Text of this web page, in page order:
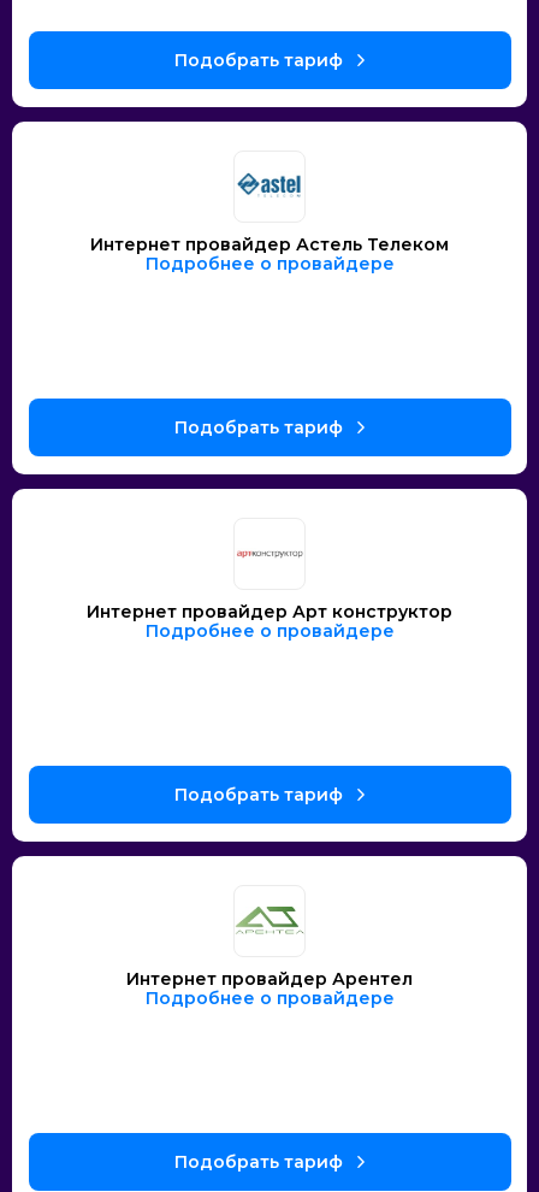
Интернет провайдер Астель Телеком
Подробнее о провайдере
Интернет провайдер Арт конструктор
Подробнее о провайдере
Интернет провайдер Арентел
Подробнее о провайдере